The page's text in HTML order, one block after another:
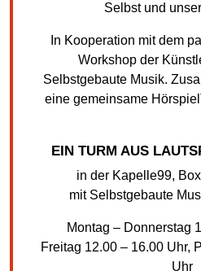
Selbst und
In Kooperation mit dem
Workshop der
Selbstgebaute Musik.
eine gemeinsame
EIN TURM AUS
in der Kapelle99,
mit Selbstgebaute
Montag – Donnerstag
Freitag 12.00 – 16.00 Uhr,
Uhr